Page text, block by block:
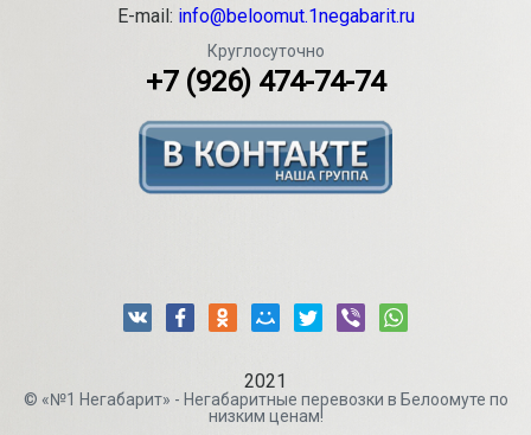
E-mail: info@beloomut.1negabarit.ru
Круглосуточно
+7 (926) 474-74-74
2021
© «№1 Негабарит» - Негабаритные перевозки в Белоомуте по
низким ценам!